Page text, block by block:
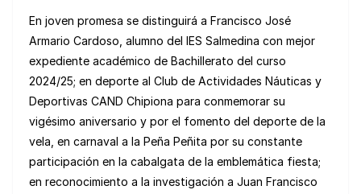
En joven promesa se distinguirá a Francisco José
Armario Cardoso, alumno del IES Salmedina con mejor
expediente académico de Bachillerato del curso
2024/25; en deporte al Club de Actividades Náuticas y
Deportivas CAND Chipiona para conmemorar su
vigésimo aniversario y por el fomento del deporte de la
vela, en carnaval a la Peña Peñita por su constante
participación en la cabalgata de la emblemática fiesta;
en reconocimiento a la investigación a Juan Francisco